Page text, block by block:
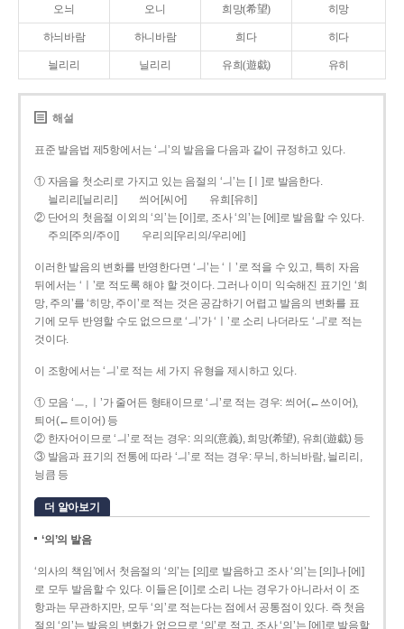
오늬 오니 희망(希望) 히망
하늬바람 하니바람 희다 히다
늴리리 닐리리 유희(遊戱) 유히
해설
표준 발음법 제5항에서는 ‘ㅢ’의 발음을 다음과 같이 규정하고 있다.
① 자음을 첫소리로 가지고 있는 음절의 ‘ㅢ’는 [ㅣ]로 발음한다.
늴리리[닐리리]
씌어[씨어]
유희[유히]
② 단어의 첫음절 이외의 ‘의’는 [이]로, 조사 ‘의’는 [에]로 발음할 수 있다.
주의[주의/주이]
우리의[우리의/우리에]
이러한 발음의 변화를 반영한다면 ‘ㅢ’는 ‘ㅣ’로 적을 수 있고, 특히 자음
뒤에서는 ‘ㅣ’로 적도록 해야 할 것이다. 그러나 이미 익숙해진 표기인 ‘희
망, 주의’를 ‘히망, 주이’로 적는 것은 공감하기 어렵고 발음의 변화를 표
기에 모두 반영할 수도 없으므로 ‘ㅢ’가 ‘ㅣ’로 소리 나더라도 ‘ㅢ’로 적는
것이다.
이 조항에서는 ‘ㅢ’로 적는 세 가지 유형을 제시하고 있다.
① 모음 ‘ㅡ, ㅣ’가 줄어든 형태이므로 ‘ㅢ’로 적는 경우: 씌어(←쓰이어),
틔어(←트이어) 등
② 한자어이므로 ‘ㅢ’로 적는 경우: 의의(意義), 희망(希望), 유희(遊戱) 등
③ 발음과 표기의 전통에 따라 ‘ㅢ’로 적는 경우: 무늬, 하늬바람, 늴리리,
닁큼 등
더 알아보기
‘의’의 발음
‘의사의 책임’에서 첫음절의 ‘의’는 [의]로 발음하고 조사 ‘의’는 [의]나 [에]
로 모두 발음할 수 있다. 이들은 [이]로 소리 나는 경우가 아니라서 이 조
항과는 무관하지만, 모두 ‘의’로 적는다는 점에서 공통점이 있다. 즉 첫음
절의 ‘의’는 발음의 변화가 없으므로 ‘의’로 적고, 조사 ‘의’는 [에]로 발음할